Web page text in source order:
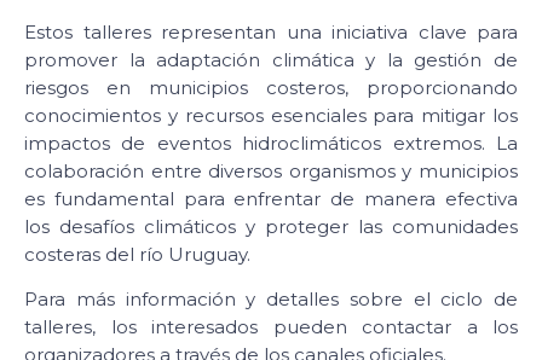
Estos talleres representan una iniciativa clave para
promover la adaptación climática y la gestión de
riesgos en municipios costeros, proporcionando
conocimientos y recursos esenciales para mitigar los
impactos de eventos hidroclimáticos extremos. La
colaboración entre diversos organismos y municipios
es fundamental para enfrentar de manera efectiva
los desafíos climáticos y proteger las comunidades
costeras del río Uruguay.
Para más información y detalles sobre el ciclo de
talleres, los interesados pueden contactar a los
organizadores a través de los canales oficiales.